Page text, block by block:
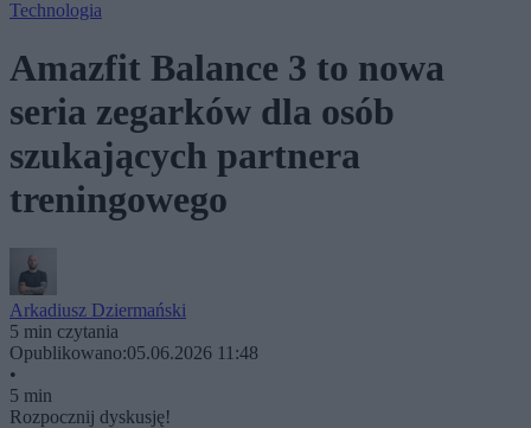
Technologia
Amazfit Balance 3 to nowa
seria zegarków dla osób
szukających partnera
treningowego
Arkadiusz Dziermański
5 min czytania
Opublikowano:05.06.2026 11:48
•
5 min
Rozpocznij dyskusję!